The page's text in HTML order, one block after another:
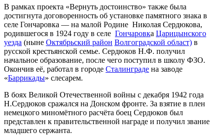
В рамках проекта «Вернуть достоинство» также была
достигнута договоренность об установке памятного знака в
селе Гончаровка — на малой Родине Николая Сердюкова,
родившегося в 1924 году в селе Гончаровка Царицынского
уезда (ныне Октябрьский район Волгоградской област) в
русской крестьянской семье. Сердюков Н.Ф. получил
начальное образование, после чего поступил в школу ФЗО.
Окончив её, работал в городе Сталинграде на заводе
«Баррикады» слесарем.
В боях Великой Отечественной войны с декабря 1942 года
Н.Сердюков сражался на Донском фронте. За взятие в плен
немецкого миномётного расчёта боец Сердюков был
представлен к правительственной награде и получил звание
младшего сержанта.